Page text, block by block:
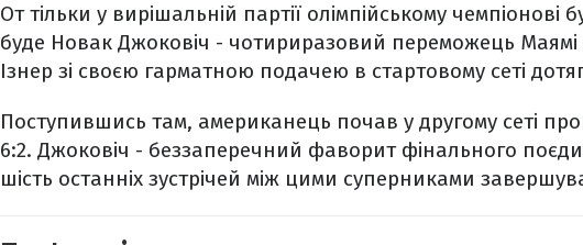
От тільки у вирішальній партії олімпійському
буде Новак Джоковіч - чотириразовий переможець
Ізнер зі своєю гарматною подачею в стартовому сеті
Поступившись там, американець почав у другому сеті
6:2. Джоковіч - беззаперечний фаворит фінального
шість останніх зустрічей між цими суперниками